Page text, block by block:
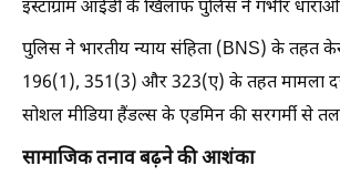
इंस्टाग्राम आईडी के खिलाफ पुलिस ने गंभीर
पुलिस ने भारतीय न्याय संहिता (BNS) के तहत
196(1), 351(3) और 323(ए) के तहत मामला
सोशल मीडिया हैंडल्स के एडमिन की सरगर्मी से
सामाजिक तनाव बढ़ने की आशंका